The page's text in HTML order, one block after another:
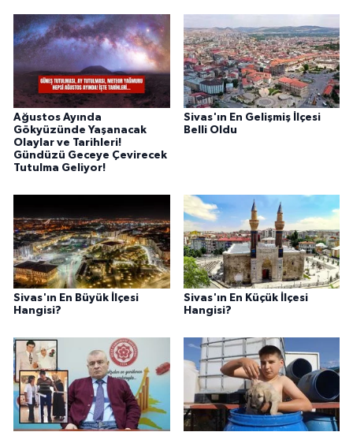
Ağustos Ayında
Gökyüzünde Yaşanacak
Olaylar ve Tarihleri!
Gündüzü Geceye Çevirecek
Tutulma Geliyor!
Sivas'ın En Gelişmiş İlçesi
Belli Oldu
Sivas'ın En Büyük İlçesi
Hangisi?
Sivas'ın En Küçük İlçesi
Hangisi?